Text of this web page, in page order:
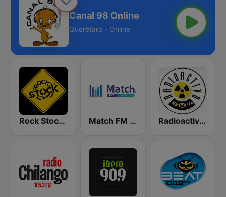
Canal 98 Online
Querétaro - Online
Rock Stock Bar Match FM 99.3 Radioactivo 98.5 FM